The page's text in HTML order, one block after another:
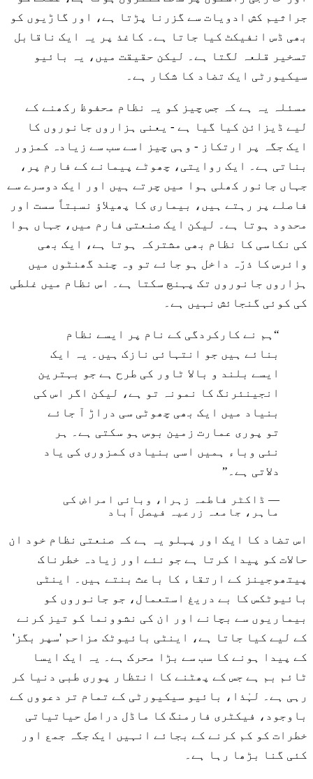
جراثیم کش ادویات سے گزرنا پڑتا ہے، اور گاڑیوں کو
بھی ڈس انفیکٹ کیا جاتا ہے۔ کاغذ پر یہ ایک ناقابل
تسخیر قلعہ لگتا ہے۔ لیکن حقیقت میں، یہ بائیو
سیکیورٹی ایک تضاد کا شکار ہے۔
مسئلہ یہ ہے کہ جس چیز کو یہ نظام محفوظ رکھنے کے
لیے ڈیزائن کیا گیا ہے - یعنی ہزاروں جانوروں کا
ایک جگہ پر ارتکاز - وہی چیز اسے سب سے زیادہ کمزور
بناتی ہے۔ ایک روایتی، چھوٹے پیمانے کے فارم پر،
جہاں جانور کھلی ہوا میں چرتے ہیں اور ایک دوسرے سے
فاصلے پر رہتے ہیں، بیماری کا پھیلاؤ نسبتاً سست اور
محدود ہوتا ہے۔ لیکن ایک صنعتی فارم میں، جہاں ہوا
کی نکاسی کا نظام بھی مشترکہ ہوتا ہے، ایک بھی
وائرس کا ذرّہ داخل ہو جائے تو وہ چند گھنٹوں میں
ہزاروں جانوروں تک پہنچ سکتا ہے۔ اس نظام میں غلطی
کی کوئی گنجائش نہیں ہے۔
“ ہم نے کارکردگی کے نام پر ایسے نظام
بنائے ہیں جو انتہائی نازک ہیں۔ یہ ایک
ایسے بلند و بالا ٹاور کی طرح ہے جو بہترین
انجینئرنگ کا نمونہ تو ہے، لیکن اگر اس کی
بنیاد میں ایک بھی چھوٹی سی دراڑ آ جائے
تو پوری عمارت زمین بوس ہو سکتی ہے۔ ہر
نئی وباء ہمیں اسی بنیادی کمزوری کی یاد
دلاتی ہے۔ ”
— ڈاکٹر فاطمہ زہرا، وبائی امراض کی
ماہر، جامعہ زرعیہ فیصل آباد
اس تضاد کا ایک اور پہلو یہ ہے کہ صنعتی نظام خود ان
حالات کو پیدا کرتا ہے جو نئے اور زیادہ خطرناک
پیتھوجینز کے ارتقاء کا باعث بنتے ہیں۔ اینٹی
بائیوٹکس کا بے دریغ استعمال، جو جانوروں کو
بیماریوں سے بچانے اور ان کی نشوونما کو تیز کرنے
کے لیے کیا جاتا ہے، اینٹی بائیوٹک مزاحم 'سپر بگز'
کے پیدا ہونے کا سب سے بڑا محرک ہے۔ یہ ایک ایسا
ٹائم بم ہے جس کے پھٹنے کا انتظار پوری طبی دنیا کر
رہی ہے۔ لہٰذا، بائیو سیکیورٹی کے تمام تر دعووں کے
باوجود، فیکٹری فارمنگ کا ماڈل دراصل حیاتیاتی
خطرات کو کم کرنے کے بجائے انہیں ایک جگہ جمع اور
کئی گنا بڑھا رہا ہے۔